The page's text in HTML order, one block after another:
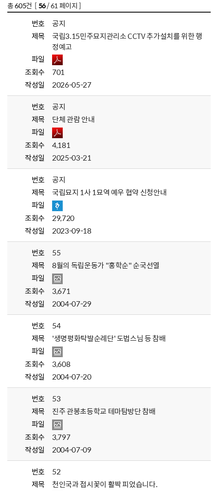
총605건 [56/ 61 페이지 ]
번호
공지
제목
국립3.15민주묘지관리소 CCTV 추가설치를 위한 행
정예고
파일
조회수
701
작성일
2026-05-27
번호
공지
제목
단체 관람 안내
파일
조회수
4,181
작성일
2025-03-21
번호
공지
제목
국립묘지 1사 1묘역 예우 협약 신청안내
파일
조회수
29,720
작성일
2023-09-18
번호
55
제목
8월의 독립운동가 "홍학순" 순국선열
파일
조회수
3,671
작성일
2004-07-29
번호
54
제목
'생명평화탁발순례단' 도법스님 등 참배
파일
조회수
3,608
작성일
2004-07-20
번호
53
제목
진주 관봉초등학교 테마탐방단 참배
파일
조회수
3,797
작성일
2004-07-09
번호
52
제목
천인국과 접시꽃이 활짝 피었습니다.